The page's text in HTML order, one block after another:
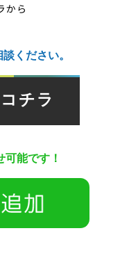
から
ください。
チラ
能です！